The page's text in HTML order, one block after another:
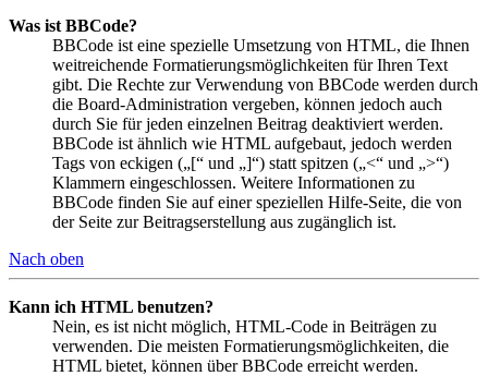
Was ist BBCode?
BBCode ist eine spezielle Umsetzung von HTML, die Ihnen
weitreichende Formatierungsmöglichkeiten für Ihren Text
gibt. Die Rechte zur Verwendung von BBCode werden durch
die Board-Administration vergeben, können jedoch auch
durch Sie für jeden einzelnen Beitrag deaktiviert werden.
BBCode ist ähnlich wie HTML aufgebaut, jedoch werden
Tags von eckigen („[“ und „]“) statt spitzen („<“ und „>“)
Klammern eingeschlossen. Weitere Informationen zu
BBCode finden Sie auf einer speziellen Hilfe-Seite, die von
der Seite zur Beitragserstellung aus zugänglich ist.
Nach oben
Kann ich HTML benutzen?
Nein, es ist nicht möglich, HTML-Code in Beiträgen zu
verwenden. Die meisten Formatierungsmöglichkeiten, die
HTML bietet, können über BBCode erreicht werden.